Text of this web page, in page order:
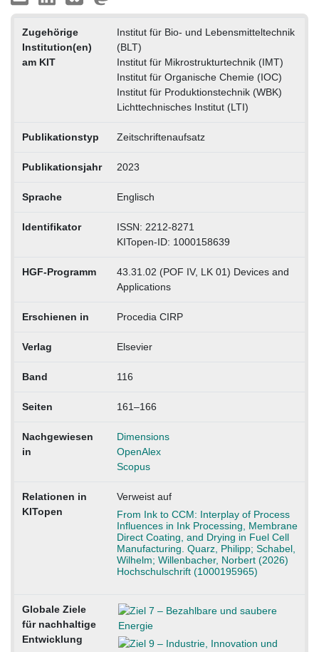
Zugehörige
Institution(en)
am KIT
Institut für Bio- und Lebensmitteltechnik
(BLT)
Institut für Mikrostrukturtechnik (IMT)
Institut für Organische Chemie (IOC)
Institut für Produktionstechnik (WBK)
Lichttechnisches Institut (LTI)
Publikationstyp Zeitschriftenaufsatz
Publikationsjahr 2023
Sprache Englisch
Identifikator
ISSN: 2212-8271
KITopen-ID: 1000158639
HGF-Programm
43.31.02 (POF IV, LK 01) Devices and
Applications
Erschienen in Procedia CIRP
Verlag Elsevier
Band 116
Seiten 161–166
Nachgewiesen
in
Dimensions
OpenAlex
Scopus
Relationen in
KITopen
Verweist auf
From Ink to CCM: Interplay of Process
Influences in Ink Processing, Membrane
Direct Coating, and Drying in Fuel Cell
Manufacturing. Quarz, Philipp; Schabel,
Wilhelm; Willenbacher, Norbert (2026)
Hochschulschrift (1000195965)
Globale Ziele
für nachhaltige
Entwicklung